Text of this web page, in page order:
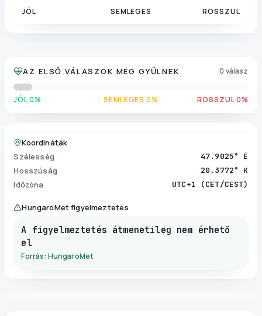
JÓL SEMLEGES ROSSZUL
AZ ELSŐ VÁLASZOK MÉG GYŰLNEK 0 válasz
JÓL 0% SEMLEGES 0% ROSSZUL 0%
Koordináták
Szélesség
47.9025° É
Hosszúság 20.3772° K
Időzóna UTC+1 (CET/CEST)
HungaroMet figyelmeztetés
A figyelmeztetés átmenetileg nem érhető
el
Forrás: HungaroMet